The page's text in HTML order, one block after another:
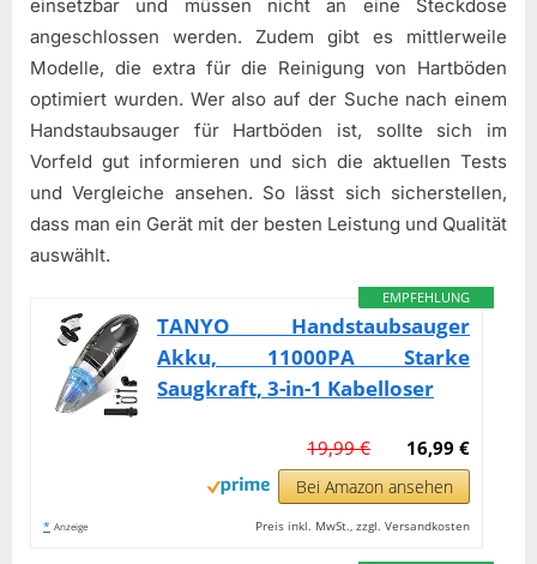
einsetzbar und müssen nicht an eine Steckdose
angeschlossen werden. Zudem gibt es mittlerweile
Modelle, die extra für die Reinigung von Hartböden
optimiert wurden. Wer also auf der Suche nach einem
Handstaubsauger für Hartböden ist, sollte sich im
Vorfeld gut informieren und sich die aktuellen Tests
und Vergleiche ansehen. So lässt sich sicherstellen,
dass man ein Gerät mit der besten Leistung und Qualität
auswählt.
EMPFEHLUNG
TANYO Handstaubsauger
Akku, 11000PA Starke
Saugkraft, 3-in-1 Kabelloser
16,99 €
19,99 €
Bei Amazon ansehen
* Anzeige Preis inkl. MwSt., zzgl. Versandkosten